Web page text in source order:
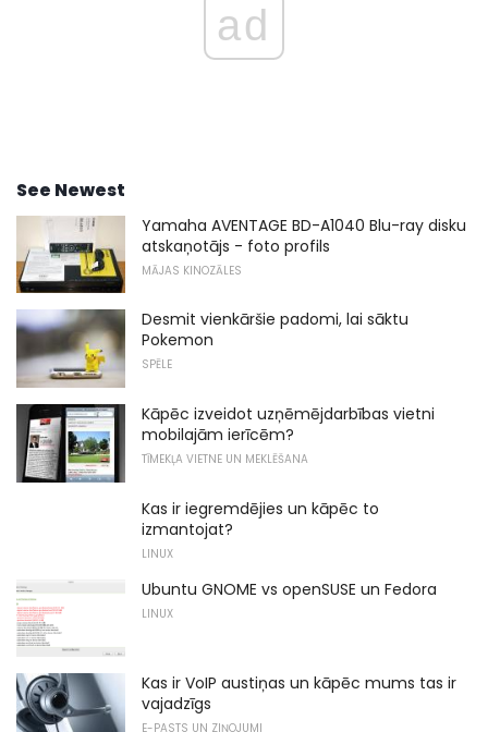
ad
See Newest
Yamaha AVENTAGE BD-A1040 Blu-ray disku
atskaņotājs - foto profils
MĀJAS KINOZĀLES
Desmit vienkāršie padomi, lai sāktu
Pokemon
SPĒLE
Kāpēc izveidot uzņēmējdarbības vietni
mobilajām ierīcēm?
TĪMEKĻA VIETNE UN MEKLĒŠANA
Kas ir iegremdējies un kāpēc to
izmantojat?
LINUX
Ubuntu GNOME vs openSUSE un Fedora
LINUX
Kas ir VoIP austiņas un kāpēc mums tas ir
vajadzīgs
E-PASTS UN ZIŅOJUMI